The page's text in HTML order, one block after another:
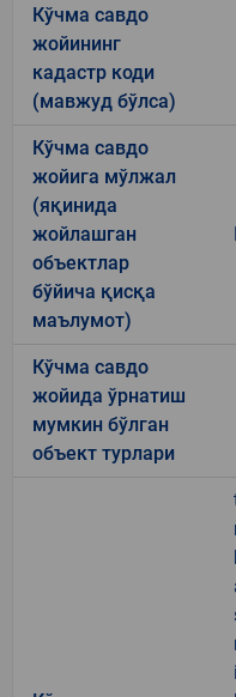
Кўчма савдо
жойининг
кадастр коди
(мавжуд бўлса)
Кўчма савдо
жойига мўлжал
(яқинида
жойлашган
объектлар
бўйича қисқа
маълумот)
Кўчма савдо
жойида ўрнатиш
мумкин бўлган
объект турлари